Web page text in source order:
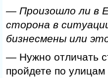
— Произошло ли в
сторона в
бизнесмены или
— Нужно отличать
пройдете по